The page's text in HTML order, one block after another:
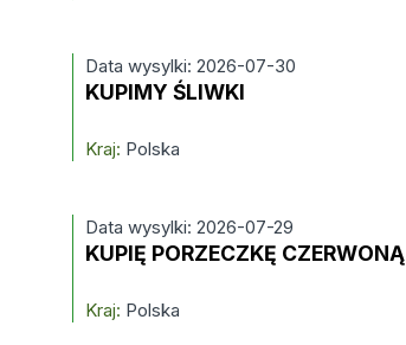
Data wysylki: 2026-07-30
KUPIMY ŚLIWKI
Kraj: Polska
Data wysylki: 2026-07-29
KUPIĘ PORZECZKĘ CZERWONĄ
Kraj: Polska